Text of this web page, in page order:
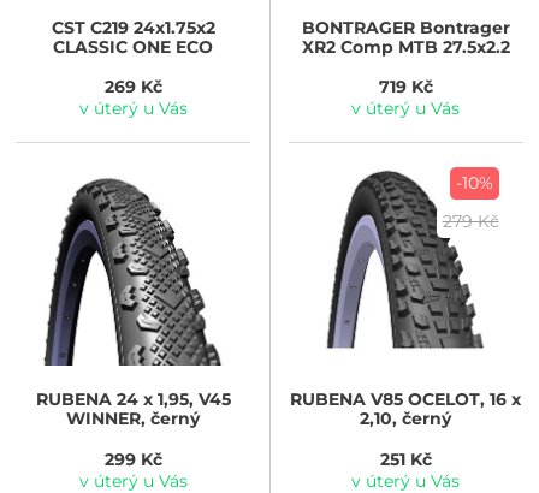
CSTC219 24x1.75x2
CLASSIC ONE ECO
269 Kč
v úterý u Vás
BONTRAGERBontrager
XR2 Comp MTB 27.5x2.2
719 Kč
v úterý u Vás
RUBENA24 x 1,95, V45
WINNER, černý
299 Kč
v úterý u Vás
-10%
279 Kč
RUBENA V85 OCELOT, 16 x
2,10, černý
251 Kč
v úterý u Vás